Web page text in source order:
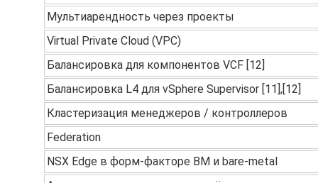
Мультиарендность через проекты
Virtual Private Cloud (VPC)
Балансировка для компонентов VCF [12]
Балансировка L4 для vSphere Supervisor [11],[12]
Кластеризация менеджеров / контроллеров
Federation
NSX Edge в форм-факторе ВМ и bare-metal